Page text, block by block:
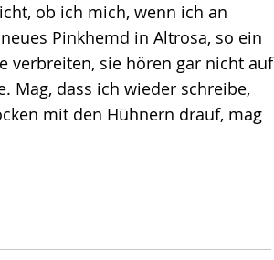
ob ich mich, wenn ich an
Pinkhemd in Altrosa, so ein
verbreiten, sie hören gar nicht auf
Mag, dass ich wieder schreibe,
mit den Hühnern drauf, mag